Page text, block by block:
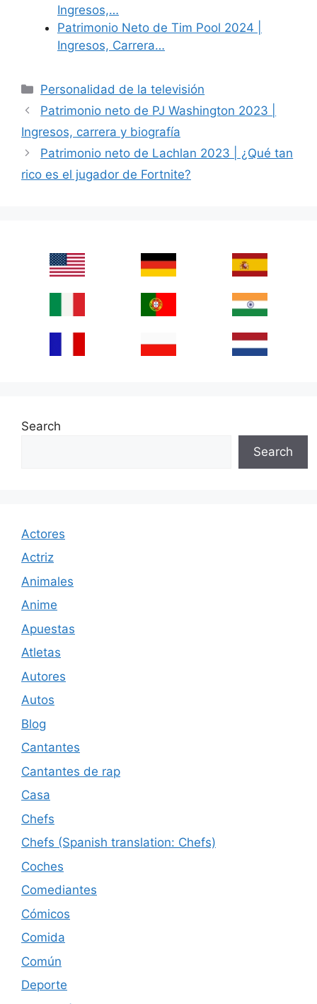
Ingresos,…
Patrimonio Neto de Tim Pool 2024 |
Ingresos, Carrera…
Categories
Personalidad de la televisión
Patrimonio neto de PJ Washington 2023 |
Ingresos, carrera y biografía
Patrimonio neto de Lachlan 2023 | ¿Qué tan
rico es el jugador de Fortnite?
Search
Search
Actores
Actriz
Animales
Anime
Apuestas
Atletas
Autores
Autos
Blog
Cantantes
Cantantes de rap
Casa
Chefs
Chefs (Spanish translation: Chefs)
Coches
Comediantes
Cómicos
Comida
Común
Deporte